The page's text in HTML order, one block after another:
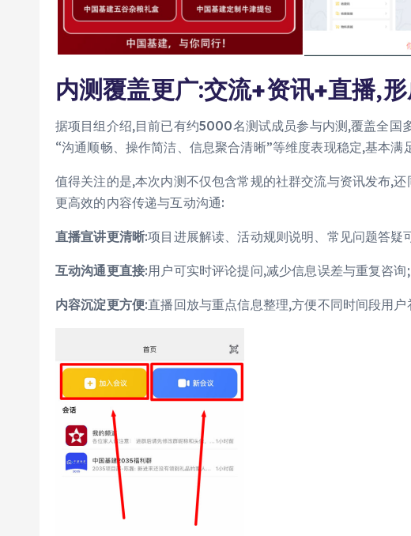
内测覆盖更广:交流+资讯+直播,
据项目组介绍,目前已有约5000名测试成员参与内测,覆盖全国
“沟通顺畅、操作简洁、信息聚合清晰”等维度表现稳定,基本满
值得关注的是,本次内测不仅包含常规的社群交流与资讯发布,还
更高效的内容传递与互动沟通:
直播宣讲更清晰:项目进展解读、活动规则说明、常见问题答疑
互动沟通更直接:用户可实时评论提问,减少信息误差与重复咨询;
内容沉淀更方便:直播回放与重点信息整理,方便不同时间段用户